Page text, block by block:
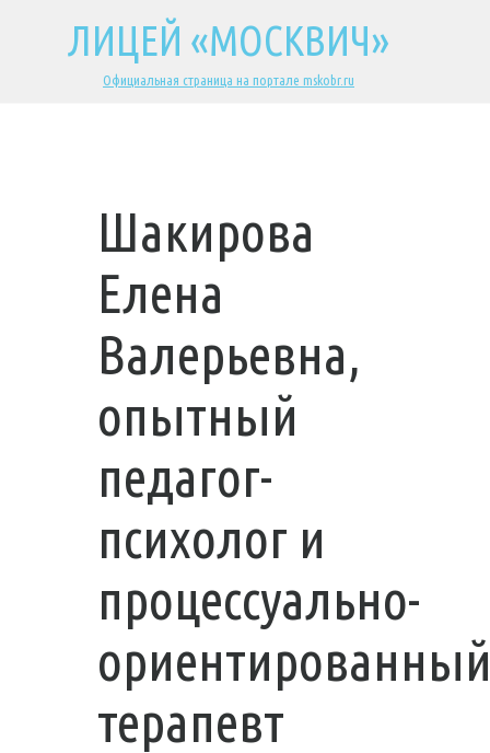
ЛИЦЕЙ «МОСКВИЧ»
Официальная страница на портале mskobr.ru
Шакирова
Елена
Валерьевна,
опытный
педагог-
психолог и
процессуально-
терапевт